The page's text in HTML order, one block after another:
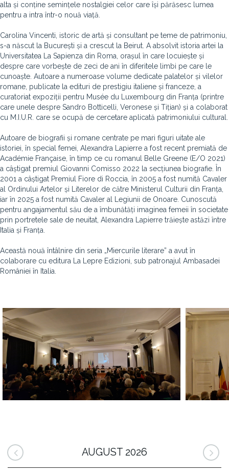
alta și conține semințele nostalgiei celor care își părăsesc lumea
pentru a intra într-o nouă viață.
Carolina Vincenti, istoric de artă și consultant pe teme de patrimoniu,
s-a născut la București și a crescut la Beirut. A absolvit istoria artei la
Universitatea La Sapienza din Roma, orașul în care locuiește și
despre care vorbește de zeci de ani în diferitele limbi pe care le
cunoaște. Autoare a numeroase volume dedicate palatelor și vilelor
romane, publicate la edituri de prestigiu italiene și franceze, a
curatoriat expoziții pentru Musée du Luxembourg din Franța (printre
care unele despre Sandro Botticelli, Veronese și Tițian) și a colaborat
cu M.I.U.R. care se ocupă de cercetare aplicată patrimoniului cultural.
Autoare de biografii și romane centrate pe mari figuri uitate ale
istoriei, în special femei, Alexandra Lapierre a fost recent premiată de
Académie Française, în timp ce cu romanul Belle Greene (E/O 2021)
a câștigat premiul Giovanni Comisso 2022 la secțiunea biografie. În
2001 a câștigat Premiul Fiore di Roccia, în 2005 a fost numită Cavaler
al Ordinului Artelor și Literelor de către Ministerul Culturii din Franța,
iar în 2025 a fost numită Cavaler al Legiunii de Onoare. Cunoscută
pentru angajamentul său de a îmbunătăți imaginea femeii în societate
prin portretele sale de neuitat, Alexandra Lapierre trăiește astăzi între
Italia și Franța.
Această nouă întâlnire din seria „Miercurile literare” a avut în
colaborare cu editura La Lepre Edizioni, sub patronajul Ambasadei
României în Italia.
AUGUST 2026